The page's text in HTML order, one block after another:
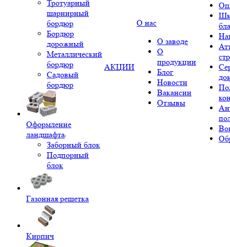
Тротуарный
шарнирный
бордюр
Бордюр
дорожный
Металлический
бордюр
Садовый
бордюр
Оформление
ландшафта
Заборный блок
Подпорный
блок
Газонная решетка
Кирпич
АКЦИИ
О нас
О заводе
О
продукции
Блог
Новости
Вакансии
Отзывы